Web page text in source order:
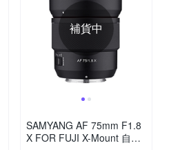
補貨中
SAMYANG AF 75mm F1.8
X FOR FUJI X-Mount 自動